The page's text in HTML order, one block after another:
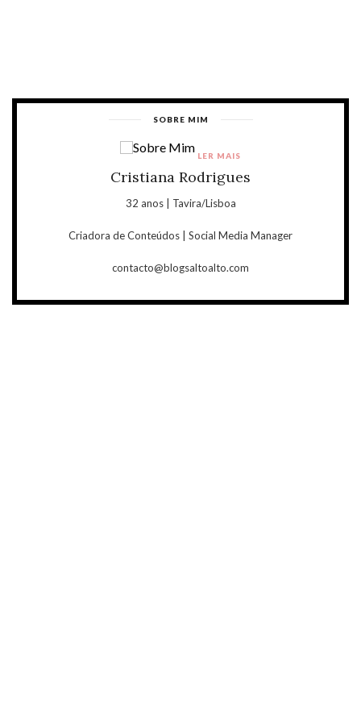
SOBRE MIM
Cristiana Rodrigues
32 anos | Tavira/Lisboa
Criadora de Conteúdos | Social Media Manager
contacto@blogsaltoalto.com
LER MAIS